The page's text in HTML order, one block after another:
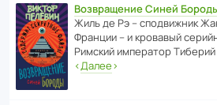
Возвращение Синей
Жиль де Рэ – спод­ви­жник
Франции – и кровавый
Римский импе­ратор
‹Далее›